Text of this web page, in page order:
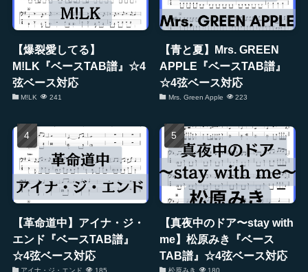
【爆裂愛してる】
M!LK『ベースTAB譜』☆4
弦ベース対応
M!LK 241
【青と夏】Mrs. GREEN
APPLE『ベースTAB譜』
☆4弦ベース対応
Mrs. Green Apple 223
【革命道中】アイナ・ジ・
エンド『ベースTAB譜』
☆4弦ベース対応
アイナ・ジ・エンド 185
【真夜中のドア〜stay with
me】松原みき『ベース
TAB譜』☆4弦ベース対応
松原みき 180